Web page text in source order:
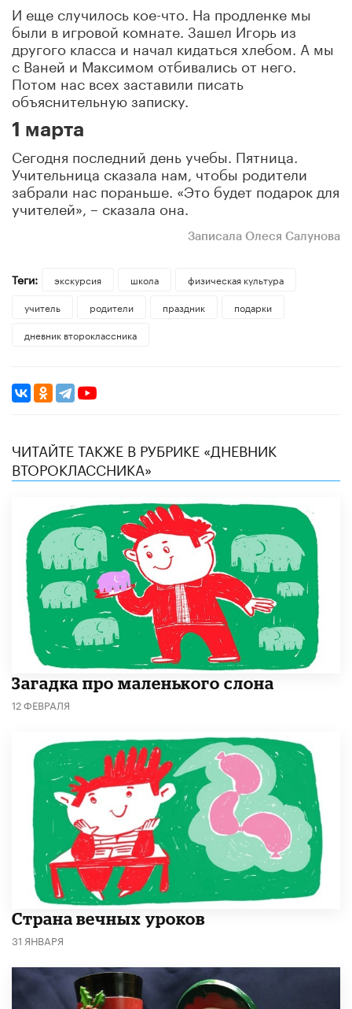
И еще случилось кое-что. На продленке мы
были в игровой комнате. Зашел Игорь из
другого класса и начал кидаться хлебом. А мы
с Ваней и Максимом отбивались от него.
Потом нас всех заставили писать
объяснительную записку.
1 марта
Сегодня последний день учебы. Пятница.
Учительница сказала нам, чтобы родители
забрали нас пораньше. «Это будет подарок для
учителей», – сказала она.
Записала Олеся Салунова
Теги: экскурсия школа
физическая культура
учитель
родители праздник
подарки
дневник второклассника
ЧИТАЙТЕ ТАКЖЕ В РУБРИКЕ «ДНЕВНИК
ВТОРОКЛАССНИКА»
Загадка про маленького слона
12 ФЕВРАЛЯ
Страна вечных уроков
31 ЯНВАРЯ